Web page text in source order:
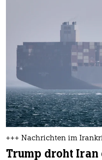
+++ Nachrichten im
Trump droht Iran